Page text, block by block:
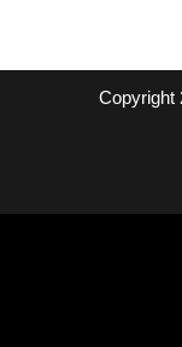
Copyright